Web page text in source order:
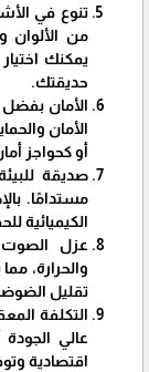
من الألوان
يمكنك
حديقتك.
الأمان
أو كحواجز
مستدامًا.
الكيميائية
والحرارة،
تقليل
التكلفة
اقتصادية